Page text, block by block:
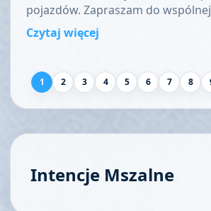
pojazdów. Zapraszam do
Czytaj więcej
1 2 3 4 5 6 7 8
Intencje Mszalne